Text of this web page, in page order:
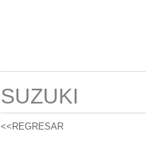
SUZUKI
<<REGRESAR